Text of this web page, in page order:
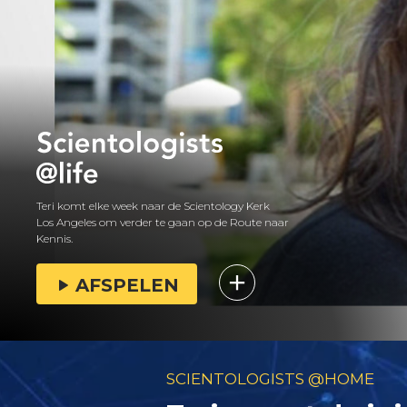
Teri komt elke week naar de Scientology Kerk
Los Angeles om verder te gaan op de Route naar
Kennis.
AFSPELEN
SCIENTOLOGISTS @HOME